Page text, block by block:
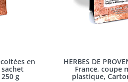
en
g
HERBES DE
France, coupe
plastique,